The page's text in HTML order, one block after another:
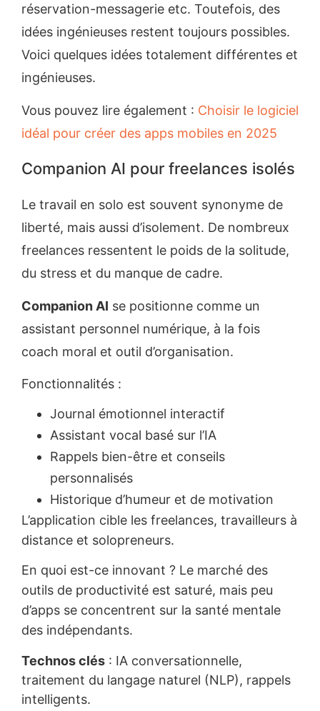
réservation-messagerie etc. Toutefois, des
idées ingénieuses restent toujours possibles.
Voici quelques idées totalement différentes et
ingénieuses.
Vous pouvez lire également : Choisir le logiciel
idéal pour créer des apps mobiles en 2025
Companion AI pour freelances isolés
Le travail en solo est souvent synonyme de
liberté, mais aussi d’isolement. De nombreux
freelances ressentent le poids de la solitude,
du stress et du manque de cadre.
Companion AI se positionne comme un
assistant personnel numérique, à la fois
coach moral et outil d’organisation.
Fonctionnalités :
Journal émotionnel interactif
Assistant vocal basé sur l’IA
Rappels bien-être et conseils
personnalisés
Historique d’humeur et de motivation
L’application cible les freelances, travailleurs à
distance et solopreneurs.
En quoi est-ce innovant ? Le marché des
outils de productivité est saturé, mais peu
d’apps se concentrent sur la santé mentale
des indépendants.
Technos clés : IA conversationnelle,
traitement du langage naturel (NLP), rappels
intelligents.